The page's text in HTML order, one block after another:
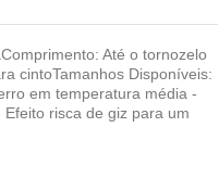
Até o tornozelo
cintoTamanhos Disponíveis:
em temperatura média -
risca de giz para um